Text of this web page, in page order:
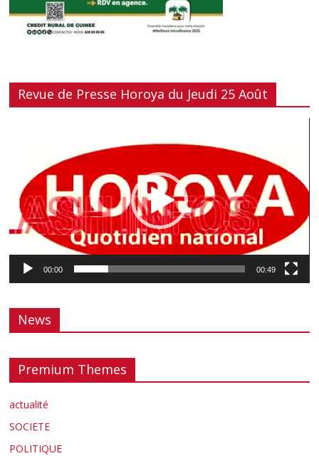
Revue de Presse Horoya du Jeudi 25 Août
00:00 00:49
News
Premium Themes
actualité
SOCIETE
POLITIQUE